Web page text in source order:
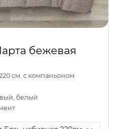
бежевая
см. с компаньоном
белый